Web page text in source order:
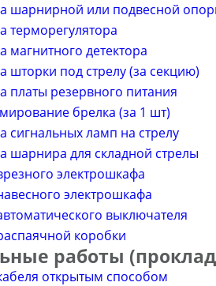
шарнирной или подвесной
терморегулятора
магнитного детектора
шторки под стрелу (за секцию)
платы резервного питания
брелка (за 1 шт)
сигнальных ламп на стрелу
шарнира для складной стрелы
электрошкафа
электрошкафа
выключателя
коробки
работы
открытым способом